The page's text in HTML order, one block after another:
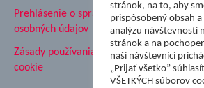
Prehlásenie o spracovaní
osobných údajov
Zásady používania súborov
cookie
Tále
stránok, na to, aby
prispôsobený obsah
analýzu návštevnosti
stránok a na
naši návštevníci
„Prijať všetko”
VŠETKÝCH súborov